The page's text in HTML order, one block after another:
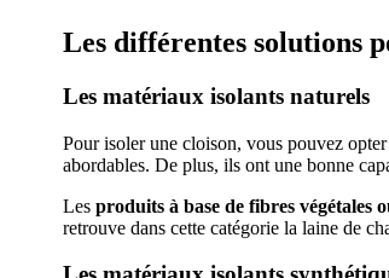
Les différentes solutions
Les matériaux isolants naturels
Pour isoler une cloison, vous pouvez opter
abordables. De plus, ils ont une bonne
Les produits à base de fibres végétales
retrouve dans cette catégorie la laine de